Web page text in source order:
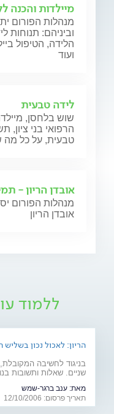
מיילדות והכנה
מנהלות הפורום
וביניהם: תנוחות
הלידה, הטיפול
ועוד
לידה טבעית
שוש בלחסן,
הרפואי בני ציון,
טבעית, על כל
אובדן הריון -
מנהלות הפורום
אובדן הריון
ללמוד
הריון: לאכול נכון בשליש
בניגוד לחשיבה
שניים. שאלות ותשובות
מאת: ענב ברגר-שמש
תאריך פרסום: 12/10/2006